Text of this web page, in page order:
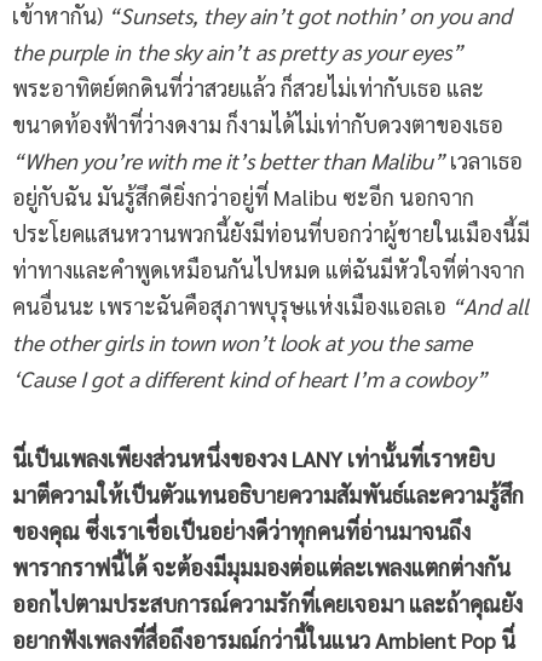
เข้าหากัน) “Sunsets, they ain’t got nothin’ on you and
the purple in the sky ain’t as pretty as your eyes”
พระอาทิตย์ตกดินที่ว่าสวยแล้ว ก็สวยไม่เท่ากับเธอ และ
ขนาดท้องฟ้าที่ว่างดงาม ก็งามได้ไม่เท่ากับดวงตาของเธอ
“When you’re with me it’s better than Malibu”เวลาเธอ
อยู่กับฉัน มันรู้สึกดียิ่งกว่าอยู่ที่ Malibu ซะอีก นอกจาก
ประโยคแสนหวานพวกนี้ยังมีท่อนที่บอกว่าผู้ชายในเมืองนี้มี
ท่าทางและคำพูดเหมือนกันไปหมด แต่ฉันมีหัวใจที่ต่างจาก
คนอื่นนะ เพราะฉันคือสุภาพบุรุษแห่งเมืองแอลเอ “And all
the other girls in town won’t look at you the same
‘Cause I got a different kind of heart I’m a cowboy”
นี่เป็นเพลงเพียงส่วนหนึ่งของวง LANY เท่านั้นที่เราหยิบ
มาตีความให้เป็นตัวแทนอธิบายความสัมพันธ์และความรู้สึก
ของคุณ ซึ่งเราเชื่อเป็นอย่างดีว่าทุกคนที่อ่านมาจนถึง
พารากราฟนี้ได้ จะต้องมีมุมมองต่อแต่ละเพลงแตกต่างกัน
ออกไปตามประสบการณ์ความรักที่เคยเจอมา และถ้าคุณยัง
อยากฟังเพลงที่สื่อถึงอารมณ์กว่านี้ในแนว Ambient Pop นี่